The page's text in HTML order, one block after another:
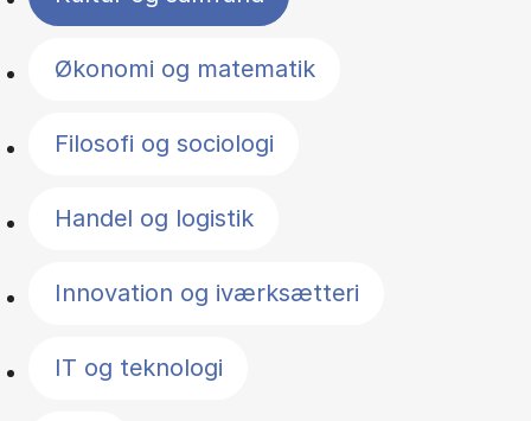
Økonomi og matematik
Filosofi og sociologi
Handel og logistik
Innovation og iværksætteri
IT og teknologi